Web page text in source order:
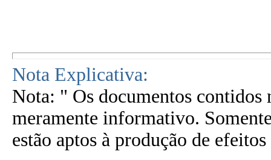
Nota Explicativa:
Nota: " Os documentos contidos
meramente informativo.
estão aptos à produção de